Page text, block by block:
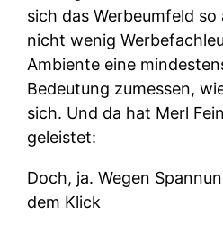
sich das Werbeumfeld
nicht wenig
Ambiente eine
Bedeutung zumessen,
sich. Und da hat Merl
geleistet:
Doch, ja. Wegen
dem Klick